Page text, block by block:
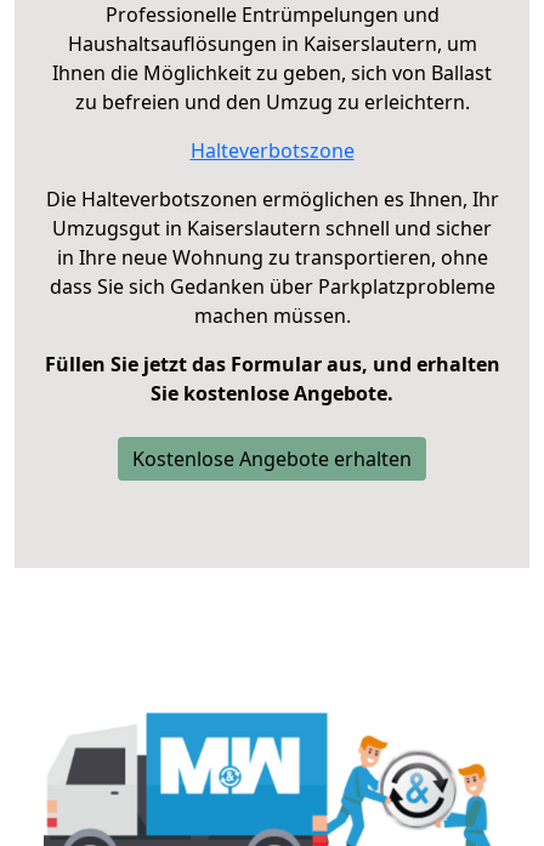
Professionelle Entrümpelungen und
Haushaltsauflösungen in Kaiserslautern, um
Ihnen die Möglichkeit zu geben, sich von Ballast
zu befreien und den Umzug zu erleichtern.
Halteverbotszone
Die Halteverbotszonen ermöglichen es Ihnen, Ihr
Umzugsgut in Kaiserslautern schnell und sicher
in Ihre neue Wohnung zu transportieren, ohne
dass Sie sich Gedanken über Parkplatzprobleme
machen müssen.
Füllen Sie jetzt das Formular aus, und erhalten
Sie kostenlose Angebote.
Kostenlose Angebote erhalten